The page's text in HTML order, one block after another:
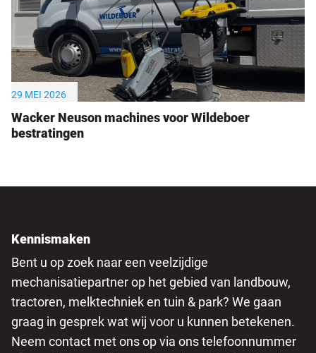
29 MEI 2026
Wacker Neuson machines voor Wildeboer
bestratingen
Kennismaken
Bent u op zoek naar een veelzijdige
mechanisatiepartner op het gebied van landbouw,
tractoren, melktechniek en tuin & park? We gaan
graag in gesprek wat wij voor u kunnen betekenen.
Neem contact met ons op via ons telefoonnummer